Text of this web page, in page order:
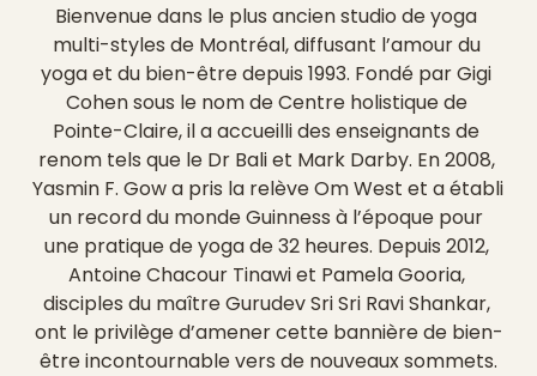
Bienvenue dans le plus ancien studio de yoga
multi-styles de Montréal, diffusant l’amour du
yoga et du bien-être depuis 1993. Fondé par Gigi
Cohen sous le nom de Centre holistique de
Pointe-Claire, il a accueilli des enseignants de
renom tels que le Dr Bali et Mark Darby. En 2008,
Yasmin F. Gow a pris la relève Om West et a établi
un record du monde Guinness à l’époque pour
une pratique de yoga de 32 heures. Depuis 2012,
Antoine Chacour Tinawi et Pamela Gooria,
disciples du maître Gurudev Sri Sri Ravi Shankar,
ont le privilège d’amener cette bannière de bien-
être incontournable vers de nouveaux sommets.